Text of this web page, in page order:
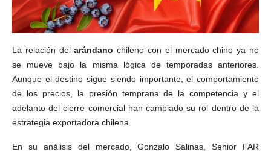
La relación delarándano chileno con el mercado chino ya no
se mueve bajo la misma lógica de temporadas anteriores.
Aunque el destino sigue siendo importante, el comportamiento
de los precios, la presión temprana de la competencia y el
adelanto del cierre comercial han cambiado su rol dentro de la
estrategia exportadora chilena.
En su análisis del mercado, Gonzalo Salinas, Senior FAR